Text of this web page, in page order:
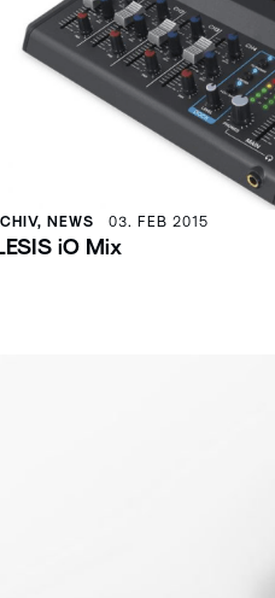
NEWS 03. FEB 2015
iO Mix